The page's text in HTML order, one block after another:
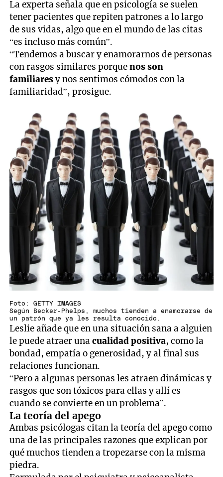
La experta señala que en psicología se suelen
tener pacientes que repiten patrones a lo largo
de sus vidas, algo que en el mundo de las citas
“es incluso más común”.
“Tendemos a buscar y enamorarnos de personas
con rasgos similares porquenos son
familiaresy nos sentimos cómodos con la
familiaridad”, prosigue.
Foto: GETTY IMAGES
Según Becker-Phelps, muchos tienden a enamorarse de
un patrón que ya les resulta conocido.
Leslie añade que en una situación sana a alguien
le puede atraer unacualidad positiva, como la
bondad, empatía o generosidad, y al final sus
relaciones funcionan.
“Pero a algunas personas les atraen dinámicas y
rasgos que son tóxicos para ellas y allí es
cuando se convierte en un problema”.
La teoría del apego
Ambas psicólogas citan la teoría del apego como
una de las principales razones que explican por
qué muchos tienden a tropezarse con la misma
piedra.